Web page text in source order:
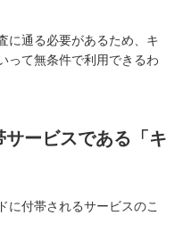
に通る必要があるため、キ
って無条件で利用できるわ
ービスである「キ
に付帯されるサービスのこ